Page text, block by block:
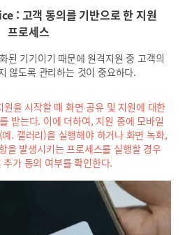
: 고객 동의를 기반으로 한 지원
프로세스
된 기기이기 때문에 원격지원 중 고객의
않도록 관리하는 것이 중요하다.
을 시작할 때 화면 공유 및 지원에 대한
받는다. 이에 더하여, 지원 중에 모바일
. 갤러리)을 실행해야 하거나 화면 녹화,
을 발생시키는 프로세스를 실행할 경우
추가 동의 여부를 확인한다.